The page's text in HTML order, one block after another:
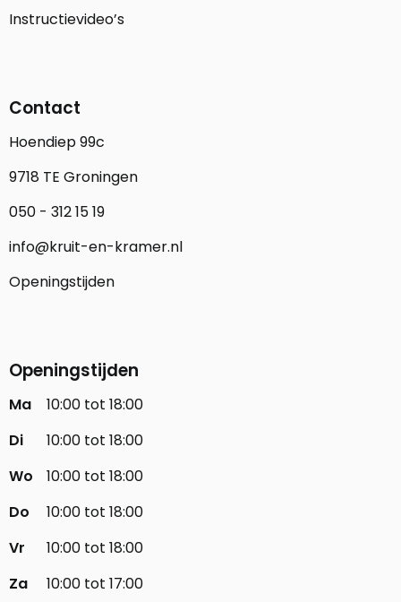
Instructievideo’s
Contact
Hoendiep 99c
9718 TE Groningen
050 - 312 15 19
info@kruit-en-kramer.nl
Openingstijden
Openingstijden
Ma
10:00 tot 18:00
Di
10:00 tot 18:00
Wo
10:00 tot 18:00
Do
10:00 tot 18:00
Vr
10:00 tot 18:00
Za
10:00 tot 17:00